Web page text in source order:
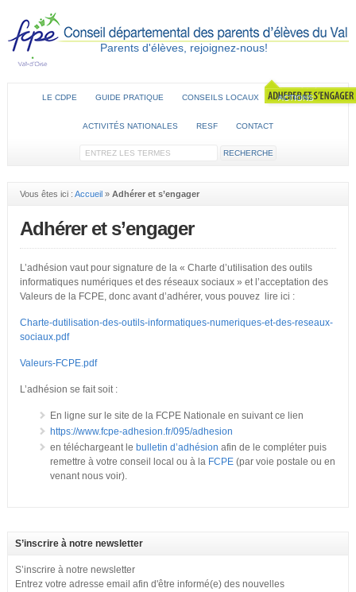
Parents d'élèves, rejoignez-nous!
LE CDPE GUIDE PRATIQUE CONSEILS LOCAUX ACTIONS
ACTIVITÉS NATIONALES RESF CONTACT
Vous êtes ici : Accueil» Adhérer et s’engager
Adhérer et s’engager
L’adhésion vaut pour signature de la « Charte d’utilisation des outils
informatiques numériques et des réseaux sociaux » et l’acceptation des
Valeurs de la FCPE, donc avant d’adhérer, vous pouvez lire ici :
Charte-dutilisation-des-outils-informatiques-numeriques-et-des-reseaux-
sociaux.pdf
Valeurs-FCPE.pdf
L’adhésion se fait soit :
En ligne sur le site de la FCPE Nationale en suivant ce lien
https://www.fcpe-adhesion.fr/095/adhesion
en téléchargeant le bulletin d’adhésion afin de le compléter puis
remettre à votre conseil local ou à la FCPE(par voie postale ou en
venant nous voir).
S’inscrire à notre newsletter
S’inscrire à notre newsletter
Entrez votre adresse email afin d'être informé(e) des nouvelles